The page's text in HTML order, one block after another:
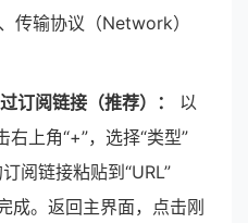
传输协议（Network）
订阅链接（推荐）：
以
上角“+”，选择“类型”
阅链接粘贴到“URL”
成。返回主界面，点击刚